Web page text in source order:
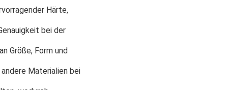
Härte,
bei der
Größe, Form und
andere Materialien bei